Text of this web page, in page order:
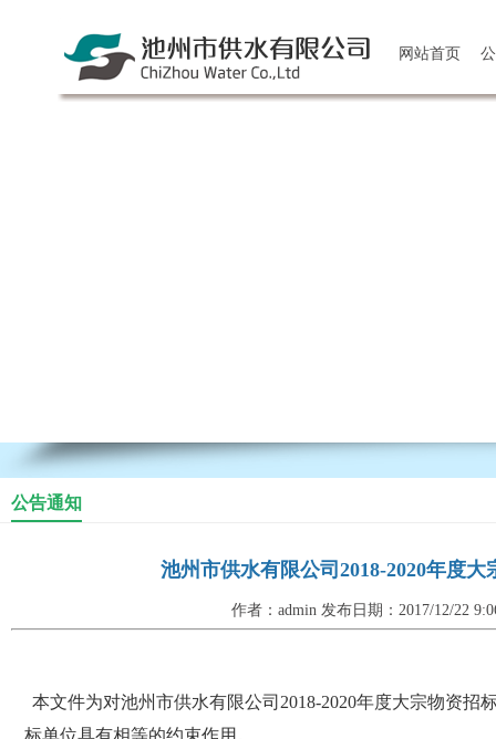
网站首页
公告通知
池州市供水有限公司2018-2020年度
作者：admin 发布日期：2017/12/22
本文件为对池州市供水有限公司 2018-2020年度大宗物资招
标单位具有相等的约束作用。